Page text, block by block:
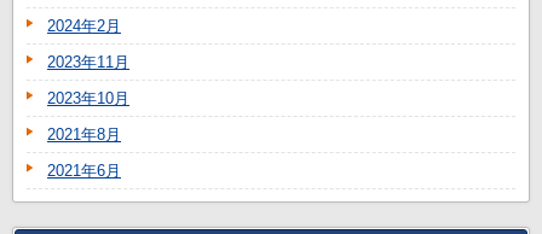
2024年2月
2023年11月
2023年10月
2021年8月
2021年6月